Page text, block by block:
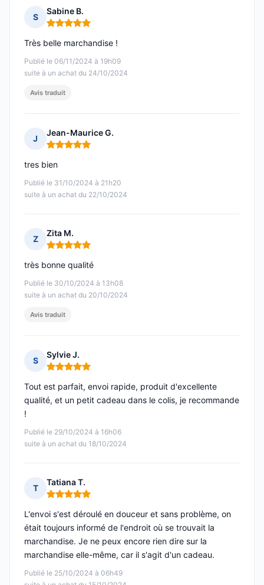
S
Sabine B.
Note : 5 sur 5
Publié le 06/11/2024 à 19h09
suite à un achat du 24/10/2024
Très belle marchandise !
Avis traduit
J
Jean-Maurice G.
Note : 5 sur 5
Publié le 31/10/2024 à 21h20
suite à un achat du 22/10/2024
tres bien
Z
Zita M.
Note : 5 sur 5
Publié le 30/10/2024 à 13h08
suite à un achat du 20/10/2024
très bonne qualité
Avis traduit
S
Sylvie J.
Note : 5 sur 5
Publié le 29/10/2024 à 16h06
suite à un achat du 18/10/2024
Tout est parfait, envoi rapide, produit d'excellente
qualité, et un petit cadeau dans le colis, je recommande
!
T
Tatiana T.
Note : 5 sur 5
Publié le 25/10/2024 à 06h49
L'envoi s'est déroulé en douceur et sans problème, on
était toujours informé de l'endroit où se trouvait la
marchandise. Je ne peux encore rien dire sur la
marchandise elle-même, car il s'agit d'un cadeau.